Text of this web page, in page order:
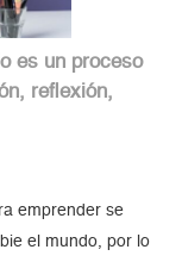
es un proceso
reflexión,
emprender se
el mundo, por lo